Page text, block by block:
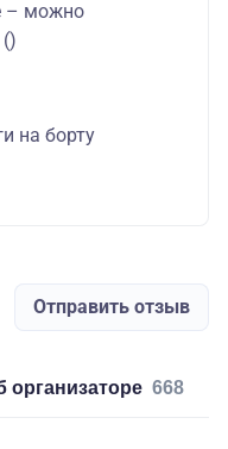
– можно
()
на борту
Отправить отзыв
организаторе 668